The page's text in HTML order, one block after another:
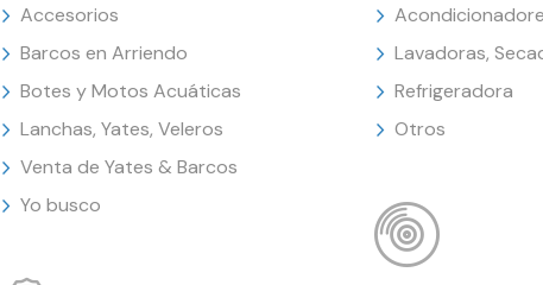
Accesorios
Barcos en Arriendo
Botes y Motos Acuáticas
Lanchas, Yates, Veleros
Venta de Yates & Barcos
Yo busco
Lavadoras,
Refrigeradora
Otros